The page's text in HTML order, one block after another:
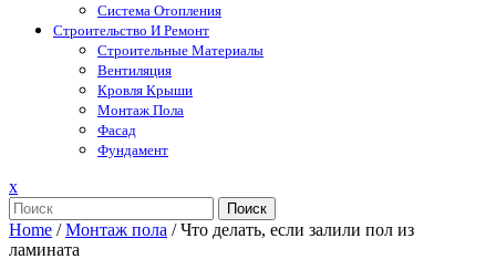
Система Отопления
Строительство И Ремонт
Строительные Материалы
Вентиляция
Кровля Крыши
Монтаж Пола
Фасад
Фундамент
xЗакрыть
меню
Поиск
Home /Монтаж пола /Что делать, если залили пол из
ламината